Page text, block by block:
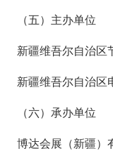
（五）主办单位
新疆维吾尔自治区
新疆维吾尔自治区
（六）承办单位
博达会展（新疆）